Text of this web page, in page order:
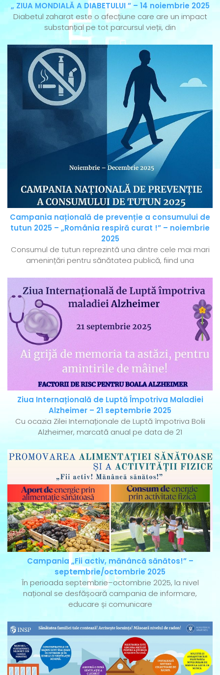
„ ZIUA MONDIALĂ A DIABETULUI ” – 14 noiembrie 2025
Diabetul zaharat este o afecțiune care are un impact
substanțial pe tot parcursul vieții, din
Campania națională de prevenție a consumului de
tutun 2025 – „România respiră curat !” – noiembrie
2025
Consumul de tutun reprezintă una dintre cele mai mari
amenințări pentru sănătatea publică, fiind una
Ziua Internațională de Luptă Împotriva Maladiei
Alzheimer – 21 septembrie 2025
Cu ocazia Zilei Internaționale de Luptă împotriva Bolii
Alzheimer, marcată anual pe data de 21
Campania „Fii activ, mănâncă sănătos!” –
septembrie/octombrie 2025
În perioada septembrie–octombrie 2025, la nivel
național se desfășoară campania de informare,
educare și comunicare